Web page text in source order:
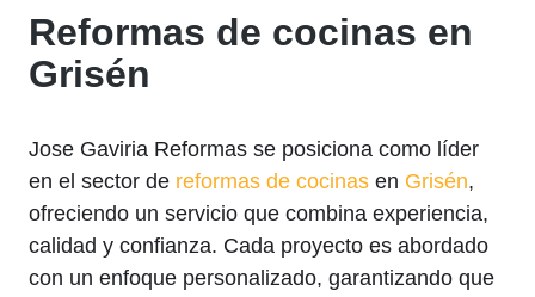
Reformas de cocinas en
Grisén
Jose Gaviria Reformas se posiciona como líder
en el sector de reformas de cocinas en Grisén,
ofreciendo un servicio que combina experiencia,
calidad y confianza. Cada proyecto es abordado
con un enfoque personalizado, garantizando que